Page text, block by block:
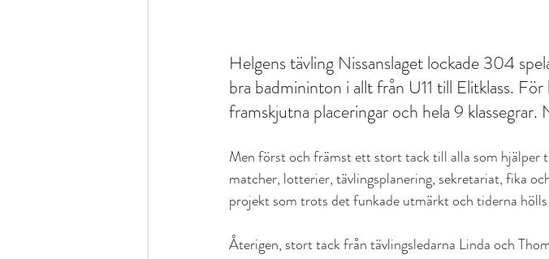
Helgens tävling Nissanslaget lockade 304
bra badmininton i allt från U11 till Elitklass.
framskjutna placeringar och hela 9
Men först och främst ett stort tack till alla som hjälper
matcher, lotterier, tävlingsplanering, sekretariat, fika
projekt som trots det funkade utmärkt och tiderna
Återigen, stort tack från tävlingsledarna Linda och